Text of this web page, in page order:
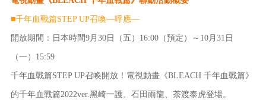
■千年血戰篇STEP UP召喚―呼應―
開放期間：日本時間9月30日（五）16:00（預定）～10月31日
（一）15:59
千年血戰篇STEP UP召喚開放！電視動畫《BLEACH 千年血戰篇》
的千年血戰篇2022ver.黑崎一護、石田雨龍、茶渡泰虎登場。